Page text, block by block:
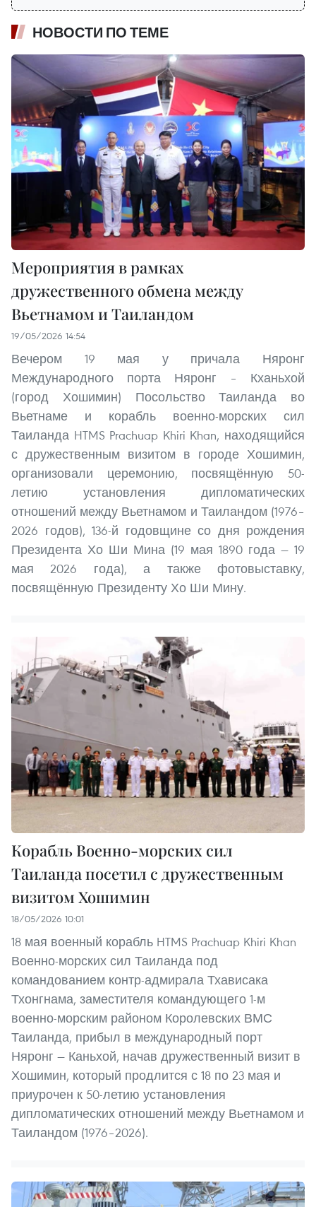
НОВОСТИ ПО ТЕМЕ
Мероприятия в рамках
дружественного обмена между
Вьетнамом и Таиландом
19/05/2026 14:54
Вечером 19 мая у причала Няронг
Международного порта Няронг – Кханьхой
(город Хошимин) Посольство Таиланда во
Вьетнаме и корабль военно-морских сил
Таиланда HTMS Prachuap Khiri Khan, находящийся
с дружественным визитом в городе Хошимин,
организовали церемонию, посвящённую 50-
летию установления дипломатических
отношений между Вьетнамом и Таиландом (1976–
2026 годов), 136-й годовщине со дня рождения
Президента Хо Ши Мина (19 мая 1890 года — 19
мая 2026 года), а также фотовыставку,
посвящённую Президенту Хо Ши Мину.
Корабль Военно-морских сил
Таиланда посетил с дружественным
визитом Хошимин
18/05/2026 10:01
18 мая военный корабль HTMS Prachuap Khiri Khan
Военно-морских сил Таиланда под
командованием контр-адмирала Тхависака
Тхонгнама, заместителя командующего 1-м
военно-морским районом Королевских ВМС
Таиланда, прибыл в международный порт
Няронг — Каньхой, начав дружественный визит в
Хошимин, который продлится с 18 по 23 мая и
приурочен к 50-летию установления
дипломатических отношений между Вьетнамом и
Таиландом (1976–2026).